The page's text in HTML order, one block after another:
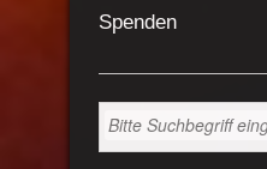
Spenden